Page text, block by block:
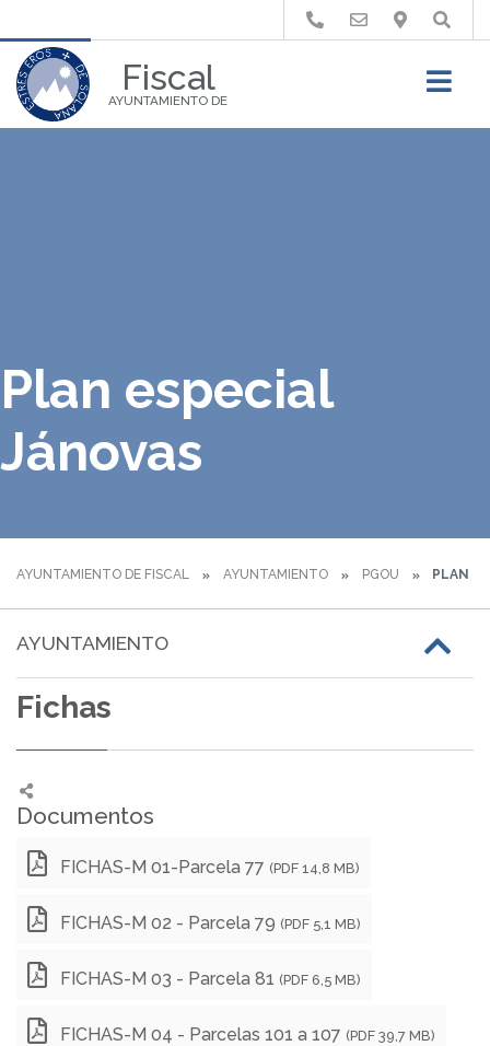
Fiscal
AYUNTAMIENTO DE
Buscar
Plan especial
Jánovas
AYUNTAMIENTO DE FISCAL AYUNTAMIENTO PGOU PLAN
AYUNTAMIENTO
Fichas
Documentos
FICHAS-M 01-Parcela 77 (PDF 14,8 MB)
FICHAS-M 02 - Parcela 79 (PDF 5,1 MB)
FICHAS-M 03 - Parcela 81 (PDF 6,5 MB)
FICHAS-M 04 - Parcelas 101 a 107 (PDF 39,7 MB)